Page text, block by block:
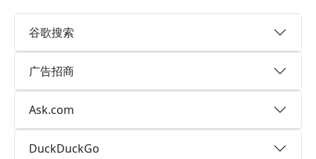
谷歌搜索
广告招商
Ask.com
DuckDuckGo